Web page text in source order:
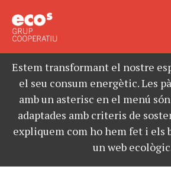
Estem transformant el nostre
el seu consum energètic. Les
amb un asterisc en el menú
adaptades amb criteris de
expliquem com ho hem fet i els
un web